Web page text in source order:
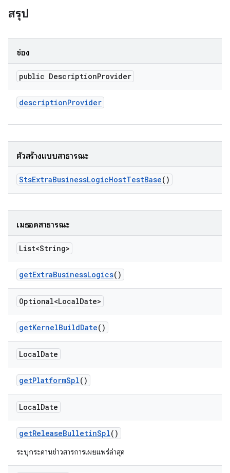
สรุป
ช่อง
public DescriptionProvider
descriptionProvider
ตัวสร้างแบบสาธารณะ
StsExtraBusinessLogicHostTestBase()
เมธอดสาธารณะ
List<String>
getExtraBusinessLogics()
Optional<LocalDate>
getKernelBuildDate()
LocalDate
getPlatformSpl()
LocalDate
getReleaseBulletinSpl()
ระบุกระดานข่าวสารการเผยแพร่ล่าสุด